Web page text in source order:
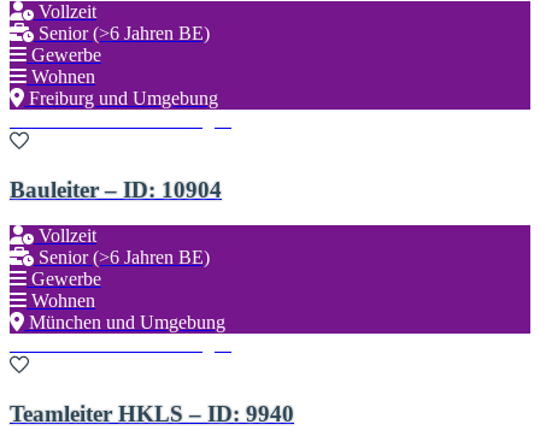
Vollzeit
Senior (>6 Jahren BE)
Gewerbe
Wohnen
Freiburg und Umgebung
Bauleiter – ID: 10904
Vollzeit
Senior (>6 Jahren BE)
Gewerbe
Wohnen
München und Umgebung
Teamleiter HKLS – ID: 9940